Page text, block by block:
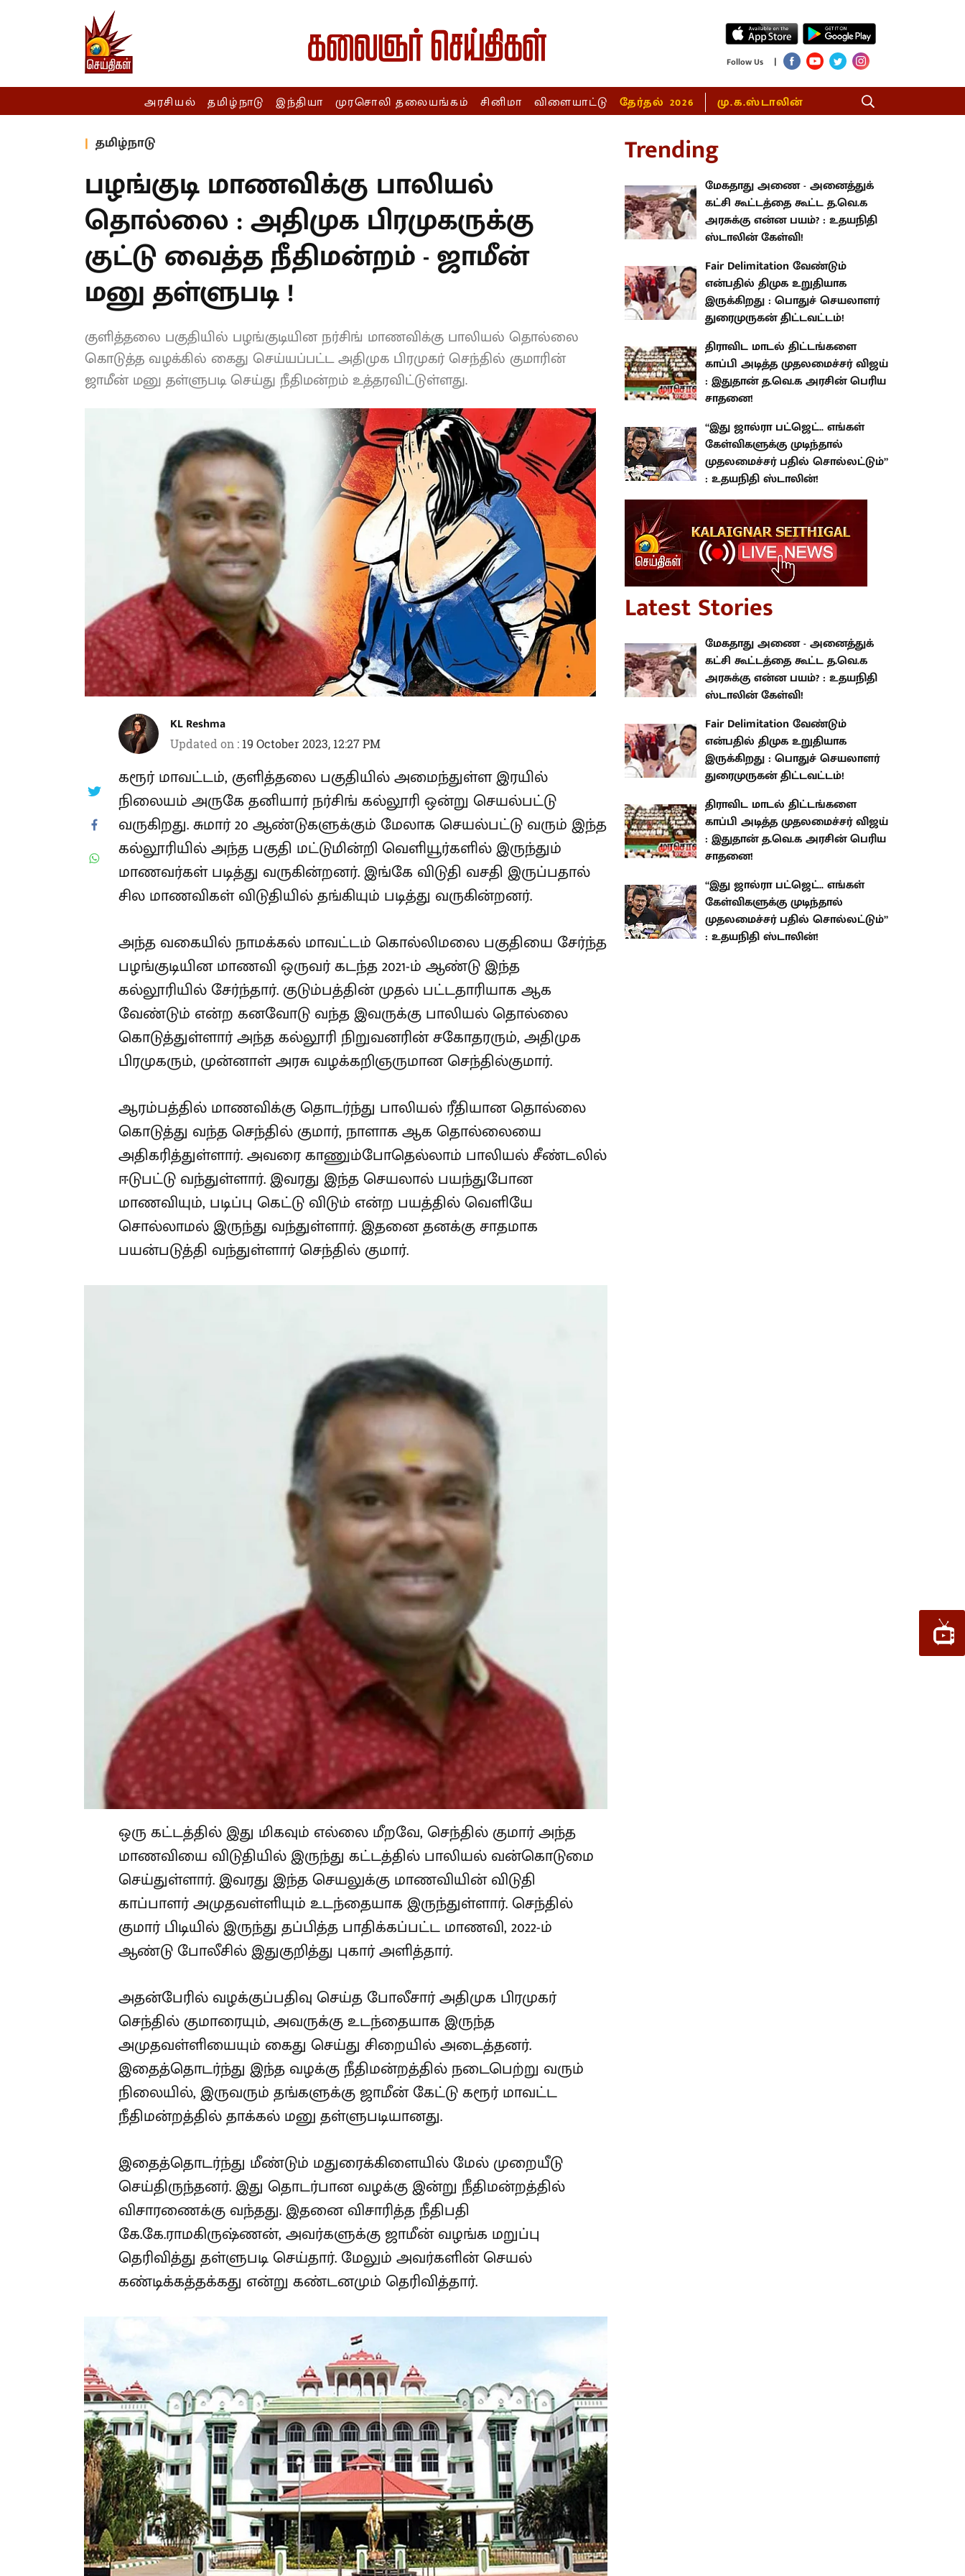
Follow Us |
அரசியல் தமிழ்நாடு இந்தியா முரசொலி தலையங்கம் சினிமா விளையாட்டு தேர்தல் 2026 மு.க.ஸ்டாலின்
தமிழ்நாடு
பழங்குடி மாணவிக்கு பாலியல்
தொல்லை : அதிமுக பிரமுகருக்கு
குட்டு வைத்த நீதிமன்றம் - ஜாமீன்
மனு தள்ளுபடி !
குளித்தலை பகுதியில் பழங்குடியின நர்சிங் மாணவிக்கு பாலியல் தொல்லை
கொடுத்த வழக்கில் கைது செய்யப்பட்ட அதிமுக பிரமுகர் செந்தில் குமாரின்
ஜாமீன் மனு தள்ளுபடி செய்து நீதிமன்றம் உத்தரவிட்டுள்ளது.
KL Reshma
Updated on : 19 October 2023, 12:27 PM
கரூர் மாவட்டம், குளித்தலை பகுதியில் அமைந்துள்ள இரயில்
நிலையம் அருகே தனியார் நர்சிங் கல்லூரி ஒன்று செயல்பட்டு
வருகிறது. சுமார் 20 ஆண்டுகளுக்கும் மேலாக செயல்பட்டு வரும் இந்த
கல்லூரியில் அந்த பகுதி மட்டுமின்றி வெளியூர்களில் இருந்தும்
மாணவர்கள் படித்து வருகின்றனர். இங்கே விடுதி வசதி இருப்பதால்
சில மாணவிகள் விடுதியில் தங்கியும் படித்து வருகின்றனர்.
அந்த வகையில் நாமக்கல் மாவட்டம் கொல்லிமலை பகுதியை சேர்ந்த
பழங்குடியின மாணவி ஒருவர் கடந்த 2021-ம் ஆண்டு இந்த
கல்லூரியில் சேர்ந்தார். குடும்பத்தின் முதல் பட்டதாரியாக ஆக
வேண்டும் என்ற கனவோடு வந்த இவருக்கு பாலியல் தொல்லை
கொடுத்துள்ளார் அந்த கல்லூரி நிறுவனரின் சகோதரரும், அதிமுக
பிரமுகரும், முன்னாள் அரசு வழக்கறிஞருமான செந்தில்குமார்.
ஆரம்பத்தில் மாணவிக்கு தொடர்ந்து பாலியல் ரீதியான தொல்லை
கொடுத்து வந்த செந்தில் குமார், நாளாக ஆக தொல்லையை
அதிகரித்துள்ளார். அவரை காணும்போதெல்லாம் பாலியல் சீண்டலில்
ஈடுபட்டு வந்துள்ளார். இவரது இந்த செயலால் பயந்துபோன
மாணவியும், படிப்பு கெட்டு விடும் என்ற பயத்தில் வெளியே
சொல்லாமல் இருந்து வந்துள்ளார். இதனை தனக்கு சாதமாக
பயன்படுத்தி வந்துள்ளார் செந்தில் குமார்.
ஒரு கட்டத்தில் இது மிகவும் எல்லை மீறவே, செந்தில் குமார் அந்த
மாணவியை விடுதியில் இருந்து கட்டத்தில் பாலியல் வன்கொடுமை
செய்துள்ளார். இவரது இந்த செயலுக்கு மாணவியின் விடுதி
காப்பாளர் அமுதவள்ளியும் உடந்தையாக இருந்துள்ளார். செந்தில்
குமார் பிடியில் இருந்து தப்பித்த பாதிக்கப்பட்ட மாணவி, 2022-ம்
ஆண்டு போலீசில் இதுகுறித்து புகார் அளித்தார்.
அதன்பேரில் வழக்குப்பதிவு செய்த போலீசார் அதிமுக பிரமுகர்
செந்தில் குமாரையும், அவருக்கு உடந்தையாக இருந்த
அமுதவள்ளியையும் கைது செய்து சிறையில் அடைத்தனர்.
இதைத்தொடர்ந்து இந்த வழக்கு நீதிமன்றத்தில் நடைபெற்று வரும்
நிலையில், இருவரும் தங்களுக்கு ஜாமீன் கேட்டு கரூர் மாவட்ட
நீதிமன்றத்தில் தாக்கல் மனு தள்ளுபடியானது.
இதைத்தொடர்ந்து மீண்டும் மதுரைக்கிளையில் மேல் முறையீடு
செய்திருந்தனர். இது தொடர்பான வழக்கு இன்று நீதிமன்றத்தில்
விசாரணைக்கு வந்தது. இதனை விசாரித்த நீதிபதி
கே.கே.ராமகிருஷ்ணன், அவர்களுக்கு ஜாமீன் வழங்க மறுப்பு
தெரிவித்து தள்ளுபடி செய்தார். மேலும் அவர்களின் செயல்
கண்டிக்கத்தக்கது என்று கண்டனமும் தெரிவித்தார்.
Trending
மேகதாது அணை - அனைத்துக்
கட்சி கூட்டத்தை கூட்ட த.வெ.க
அரசுக்கு என்ன பயம்? : உதயநிதி
ஸ்டாலின் கேள்வி!
Fair Delimitation வேண்டும்
என்பதில் திமுக உறுதியாக
இருக்கிறது : பொதுச் செயலாளர்
துரைமுருகன் திட்டவட்டம்!
திராவிட மாடல் திட்டங்களை
காப்பி அடித்த முதலமைச்சர் விஜய்
: இதுதான் த.வெ.க அரசின் பெரிய
சாதனை!
“இது ஜால்ரா பட்ஜெட்.. எங்கள்
கேள்விகளுக்கு முடிந்தால்
முதலமைச்சர் பதில் சொல்லட்டும்”
: உதயநிதி ஸ்டாலின்!
Latest Stories
மேகதாது அணை - அனைத்துக்
கட்சி கூட்டத்தை கூட்ட த.வெ.க
அரசுக்கு என்ன பயம்? : உதயநிதி
ஸ்டாலின் கேள்வி!
Fair Delimitation வேண்டும்
என்பதில் திமுக உறுதியாக
இருக்கிறது : பொதுச் செயலாளர்
துரைமுருகன் திட்டவட்டம்!
திராவிட மாடல் திட்டங்களை
காப்பி அடித்த முதலமைச்சர் விஜய்
: இதுதான் த.வெ.க அரசின் பெரிய
சாதனை!
“இது ஜால்ரா பட்ஜெட்.. எங்கள்
கேள்விகளுக்கு முடிந்தால்
முதலமைச்சர் பதில் சொல்லட்டும்”
: உதயநிதி ஸ்டாலின்!